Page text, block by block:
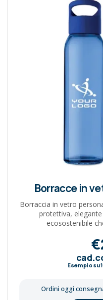
Borracce in
Borraccia in vetro
protettiva,
ecosostenibile
Esempio su
Ordini oggi